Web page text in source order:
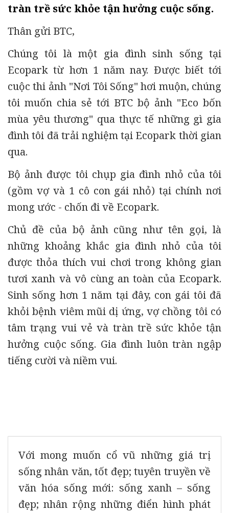
tràn trề sức khỏe tận hưởng cuộc sống.
Thân gửi BTC,
Chúng tôi là một gia đình sinh sống tại
Ecopark từ hơn 1 năm nay. Được biết tới
cuộc thi ảnh "Nơi Tôi Sống" hơi muộn, chúng
tôi muốn chia sẻ tới BTC bộ ảnh "Eco bốn
mùa yêu thương" qua thực tế những gì gia
đình tôi đã trải nghiệm tại Ecopark thời gian
qua.
Bộ ảnh được tôi chụp gia đình nhỏ của tôi
(gồm vợ và 1 cô con gái nhỏ) tại chính nơi
mong ước - chốn đi về Ecopark.
Chủ đề của bộ ảnh cũng như tên gọi, là
những khoảng khắc gia đình nhỏ của tôi
được thỏa thích vui chơi trong không gian
tươi xanh và vô cùng an toàn của Ecopark.
Sinh sống hơn 1 năm tại đây, con gái tôi đã
khỏi bệnh viêm mũi dị ứng, vợ chồng tôi có
tâm trạng vui vẻ và tràn trề sức khỏe tận
hưởng cuộc sống. Gia đình luôn tràn ngập
tiếng cười và niềm vui.
Với mong muốn cổ vũ những giá trị
sống nhân văn, tốt đẹp; tuyên truyền về
văn hóa sống mới: sống xanh – sống
đẹp; nhân rộng những điển hình phát